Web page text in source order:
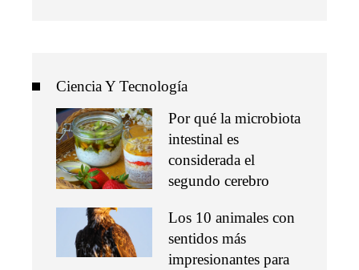
Ciencia Y Tecnología
Por qué la microbiota
intestinal es
considerada el
segundo cerebro
Los 10 animales con
sentidos más
impresionantes para